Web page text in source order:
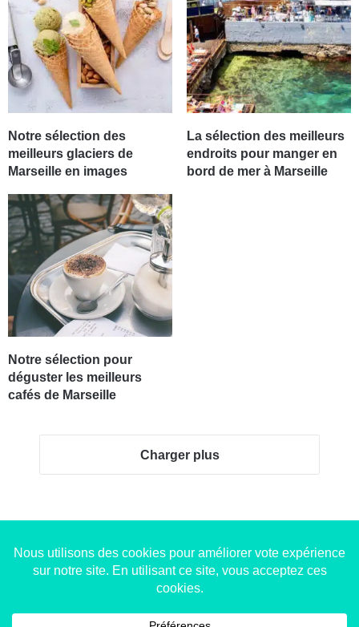
Notre sélection des
meilleurs glaciers de
Marseille en images
La sélection des meilleurs
endroits pour manger en
bord de mer à Marseille
Notre sélection pour
déguster les meilleurs
cafés de Marseille
Charger plus
Copyright © 2014-2022Made in Marseille. Tous droits
mentions légales-
sommes-nous